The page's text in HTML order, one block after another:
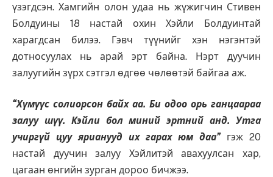
үзэгдсэн. Хамгийн олон удаа нь жүжигчин Стивен
Болдуины 18 настай охин Хэйли Болдуинтай
харагдсан билээ. Гэвч түүнийг хэн нэгэнтэй
дотносуулах нь арай эрт байна. Нэрт дуучин
залуугийн зүрх сэтгэл өдгөө чөлөөтэй байгаа аж.
“Хүмүүс солиорсон байх аа. Би одоо орь ганцаараа
залуу шүү. Кэйли бол миний эртний анд. Утга
учиргүй цуу ярианууд их гарах юм даа”гэж 20
настай дуучин залуу Хэйлитэй авахуулсан хар,
цагаан өнгийн зурган дороо бичжээ.